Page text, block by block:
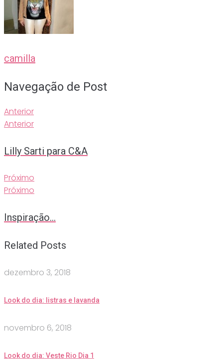
camilla
Navegação de Post
Anterior
Anterior
Lilly Sarti para C&A
Próximo
Próximo
Inspiração…
Related Posts
dezembro 3, 2018
Look do dia: listras e lavanda
novembro 6, 2018
Look do dia: Veste Rio Dia 1